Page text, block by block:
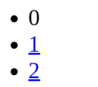
0
1
2